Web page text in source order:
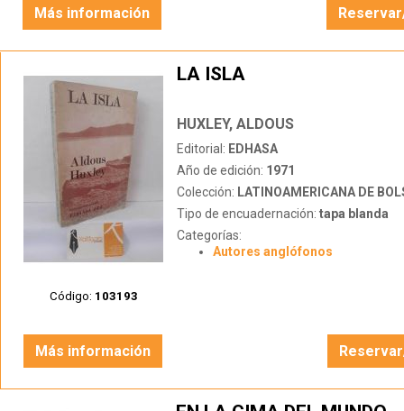
Más información
Código: 103193
LA ISLA
HUXLEY, ALDOUS
Editorial: EDHASA
Año de edición: 1971
Colección: LATINOAMERICANA DE
Tipo de encuadernación: tapa blanda
Categorías:
Autores anglófonos
Más información